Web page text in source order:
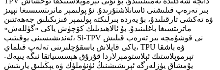
بىر تەرەپ قىلىشنى ئاسانلاشتۇرىدۇ. ئۇ پولىمېر ماترىتسىسىغا نېپىز
ۋە تەكشى تارقىلىدۇ، بۇ يەردە بىرلىكتە پولىمېر فىزىكىلىق جەھەتتىن
ماترىتسىغا باغلىنىدۇ. بۇ ئالاھىدىلىك كۆچۈش ياكى «گۈللەش»
ئەندىشىسىنى يوقىتىپ، Si-TPV نى قوشۇمچە بىر تەرەپ قىلىش
ياكى قاپلاش باسقۇچلىرىنى تەلەپ قىلماي، TPU ۋە باشقا
تېرموپلاستىك ئېلاستومېرلاردا قۇرۇق ھېسسىياتقا ئىگە يىپەك-
يۇمشاق يۈزلەرگە ئېرىشىشنىڭ ئۈنۈملۈك ۋە يېڭىلىق يارىتىش